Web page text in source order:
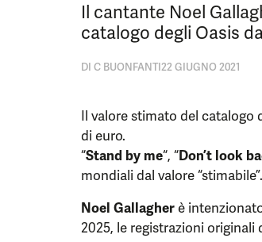
Il cantante Noel
catalogo degli Oasis
DI C BUONFANTI22 GIUGNO 2021
Il valore stimato del catalogo
di euro.
“Stand by me“, “Don’t look
mondiali dal valore “stimabile”.
Noel Gallagherè
2025, le registrazioni